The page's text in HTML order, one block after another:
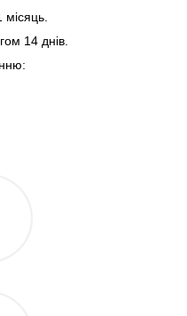
місяць.
14 днів.